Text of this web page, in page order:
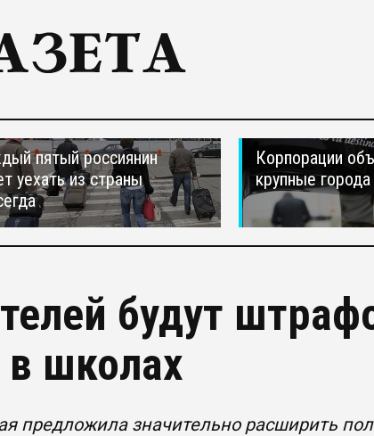
пятый россиянин
уехать из страны
Корпорации
крупные
будут
в школах
предложила значительно расширить